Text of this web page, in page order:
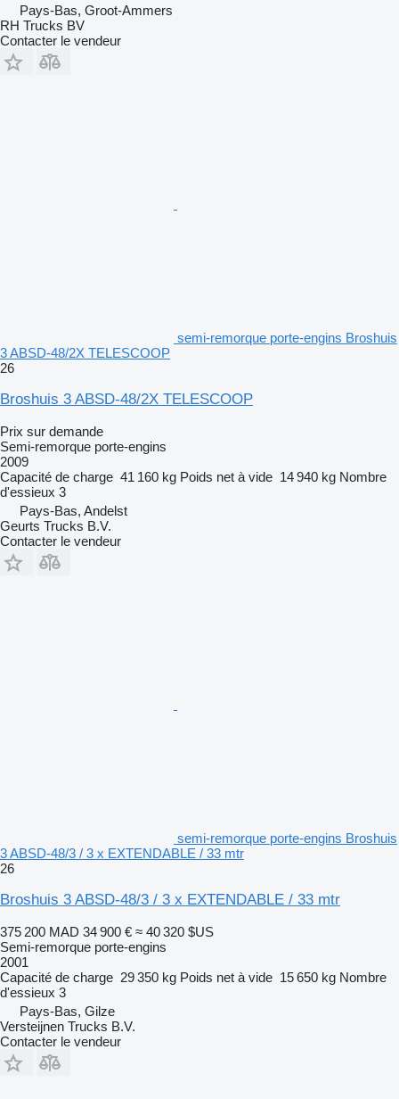
Pays-Bas, Groot-Ammers
RH Trucks BV
Contacter le vendeur
semi-remorque porte-engins Broshuis
3 ABSD-48/2X TELESCOOP
26
Broshuis 3 ABSD-48/2X TELESCOOP
Prix sur demande
Semi-remorque porte-engins
2009
Capacité de charge 41 160 kg Poids net à vide 14 940 kg Nombre
d'essieux 3
Pays-Bas, Andelst
Geurts Trucks B.V.
Contacter le vendeur
semi-remorque porte-engins Broshuis
3 ABSD-48/3 / 3 x EXTENDABLE / 33 mtr
26
Broshuis 3 ABSD-48/3 / 3 x EXTENDABLE / 33 mtr
375 200 MAD 34 900 € ≈ 40 320 $US
Semi-remorque porte-engins
2001
Capacité de charge 29 350 kg Poids net à vide 15 650 kg Nombre
d'essieux 3
Pays-Bas, Gilze
Versteijnen Trucks B.V.
Contacter le vendeur